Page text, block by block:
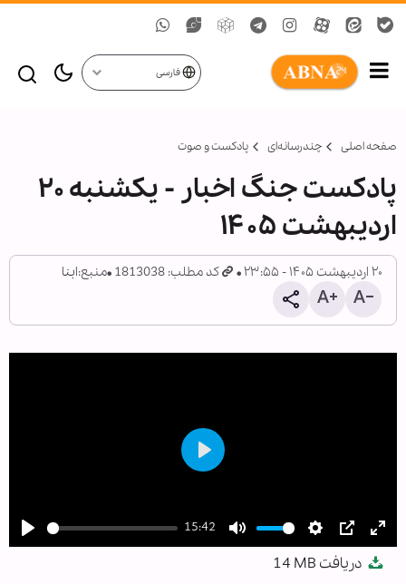
فارسی
صفحه اصلی چندرسانه‌ای پادکست و صوت
پادکست جنگ اخبار - یکشنبه ۲۰
اردیبهشت ۱۴۰۵
۲۰ اردیبهشت ۱۴۰۵ - ۲۳:۵۵ کد مطلب: 1813038 منبع:ابنا
Play
15:42
Mute Settings
PIP
Play
دریافت 14 MB